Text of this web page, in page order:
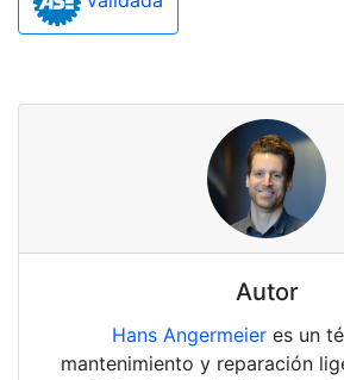
Autor
Hans Angermeier es un
mantenimiento y reparación